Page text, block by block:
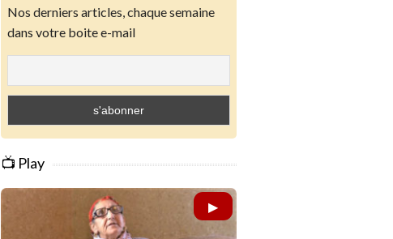
Nos derniers articles, chaque semaine
dans votre boite e-mail
📺 Play